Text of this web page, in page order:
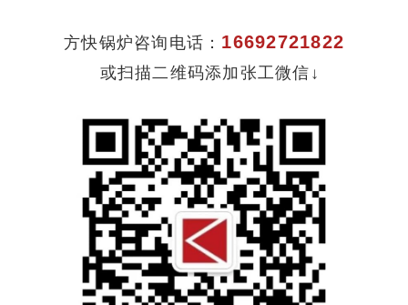
方快锅炉咨询电话： 16692721822
或扫描二维码添加张工微信↓